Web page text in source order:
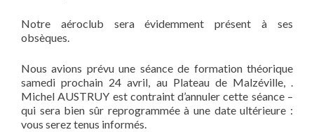
Notre aéroclub sera évidemment présent à ses
obsèques.
Nous avions prévu une séance de formation théorique
samedi prochain 24 avril, au Plateau de Malzéville, .
Michel AUSTRUY est contraint d’annuler cette séance –
qui sera bien sûr reprogrammée à une date ultérieure :
vous serez tenus informés.